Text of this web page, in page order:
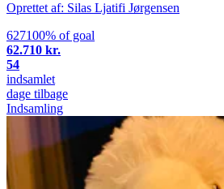
Oprettet af: Silas Ljatifi Jørgensen
627100% of goal
62.710 kr.
54
indsamlet
dage tilbage
Indsamling